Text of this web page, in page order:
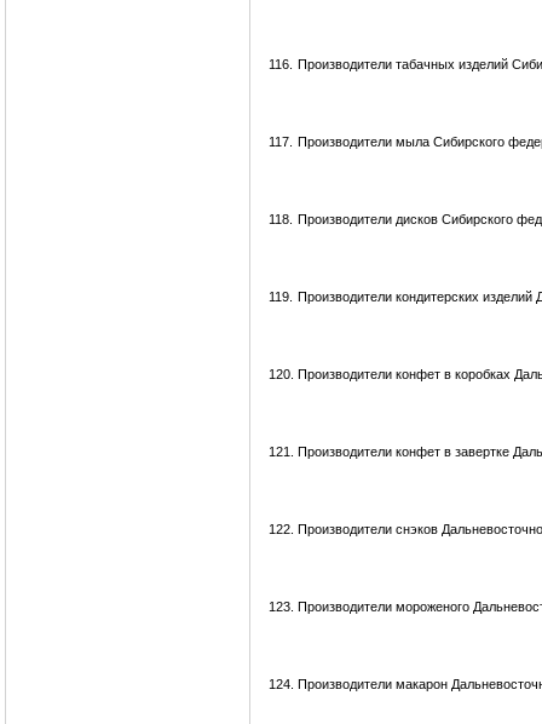
116. Производители табачных изделий
117. Производители мыла Сибирского
118. Производители дисков Сибирского
119. Производители кондитерских изделий
120. Производители конфет в коробках
121. Производители конфет в завертке
122. Производители снэков
123. Производители мороженого
124. Производители макарон